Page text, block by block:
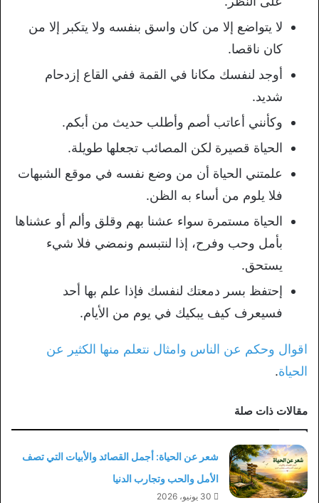
لا يتواضع إلا من كان واسق بنفسه ولا يتكبر إلا من
كان ناقصا.
أوجد لنفسك مكانا في القمة ففي القاع إزدحام
شديد.
وكأنني أعاتب أصم وأطلب حديث من أبكم.
الحياة قصيرة لكن المصائب تجعلها طويلة.
علمتني الحياة أن من وضع نفسه في موقع الشبهات
فلا يلوم من أساء به الظن.
الحياة مستمرة سواء عشنا بهم وقلق وألم أو عشناها
بأمل وحب وفرح، إذا لنتبسم ونمضي فلا شيء
يستحق.
إحتفظ بسر دمعتك لنفسك فإذا علم بها أحد
فسيعرف كيف يبكيك في يوم من الأيام.
اقوال وحكم عن الناس وامثال نتعلم منها الكثير عن
الحياة.
مقالات ذات صلة
شعر عن الحياة: أجمل القصائد والأبيات التي تصف
الأمل والحب وتجارب الدنيا
30 يونيو، 2026